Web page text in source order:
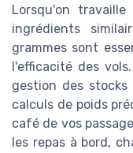
Lorsqu'on
ingrédients
grammes sont
l'efficacité des
gestion des
calculs de poids
café de vos
les repas à bord,